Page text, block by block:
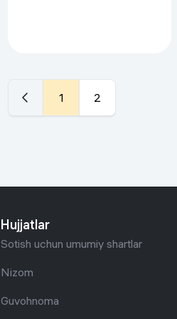
1 2
Hujjatlar
Sotish uchun umumiy shartlar
Nizom
Guvohnoma